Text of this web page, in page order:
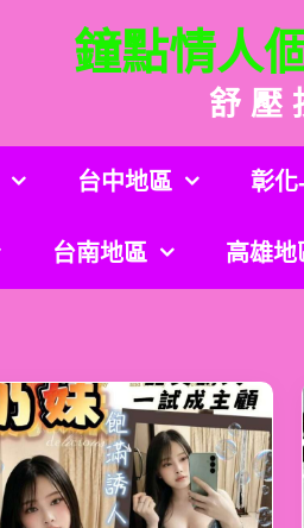
鐘點情人
舒 壓
台中地區 彰化
台南地區 高雄地